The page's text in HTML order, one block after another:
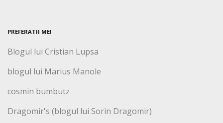
PREFERATII MEI
Blogul lui Cristian Lupsa
blogul lui Marius Manole
cosmin bumbutz
Dragomir's (blogul lui Sorin Dragomir)